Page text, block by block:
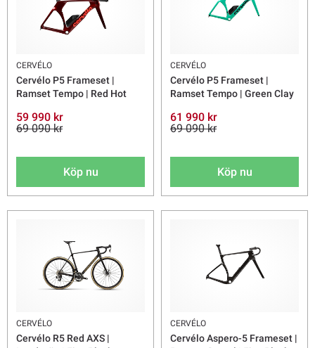
CERVÉLO
Cervélo P5 Frameset |
Ramset Tempo | Red Hot
59 990 kr
69 090 kr
Köp nu
CERVÉLO
Cervélo P5 Frameset |
Ramset Tempo | Green Clay
61 990 kr
69 090 kr
Köp nu
CERVÉLO
Cervélo R5 Red AXS |
CERVÉLO
Cervélo Aspero-5 Frameset |